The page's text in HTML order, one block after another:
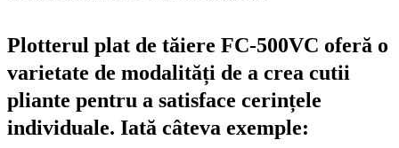
Plotterul plat de tăiere FC-500VC oferă o
varietate de modalități de a crea cutii
pliante pentru a satisface cerințele
individuale. Iată câteva exemple: